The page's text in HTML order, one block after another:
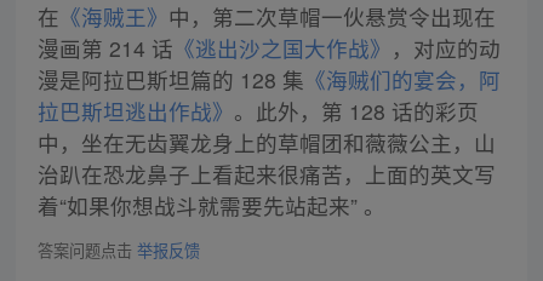
在 《海贼王》 中，第二次草帽一伙悬赏令出现在
漫画第 214 话 《逃出沙之国大作战》 ，对应的动
漫是阿拉巴斯坦篇的 128 集 《海贼们的宴会，阿
拉巴斯坦逃出作战》 。此外，第 128 话的彩页
中，坐在无齿翼龙身上的草帽团和薇薇公主，山
治趴在恐龙鼻子上看起来很痛苦，上面的英文写
着“如果你想战斗就需要先站起来” 。
答案问题点击 举报反馈